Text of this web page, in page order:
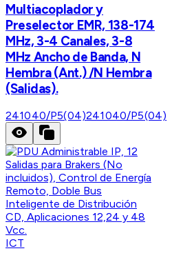
Multiacoplador y
Preselector EMR, 138-174
MHz, 3-4 Canales, 3-8
MHz Ancho de Banda, N
Hembra (Ant.) /N Hembra
(Salidas).
241040/P5(04)241040/P5(04)
ICT